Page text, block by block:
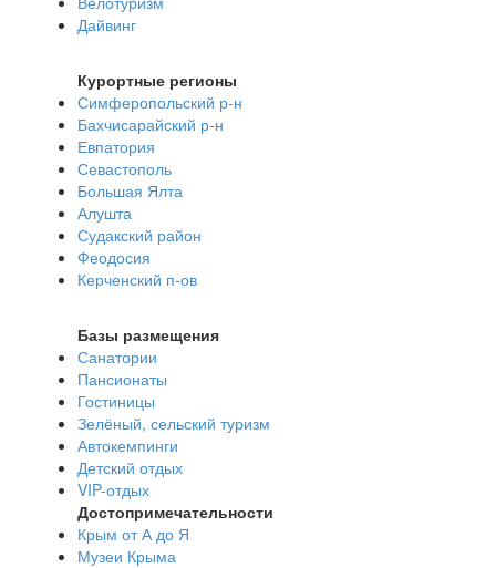
Дайвинг
Курортные регионы
Симферопольский р-н
Бахчисарайский р-н
Евпатория
Севастополь
Большая Ялта
Алушта
Судакский район
Феодосия
Керченский п-ов
Базы размещения
Санатории
Пансионаты
Гостиницы
Зелёный, сельский туризм
Автокемпинги
Детский отдых
VIP-отдых
Достопримечательности
Крым от А до Я
Музеи Крыма